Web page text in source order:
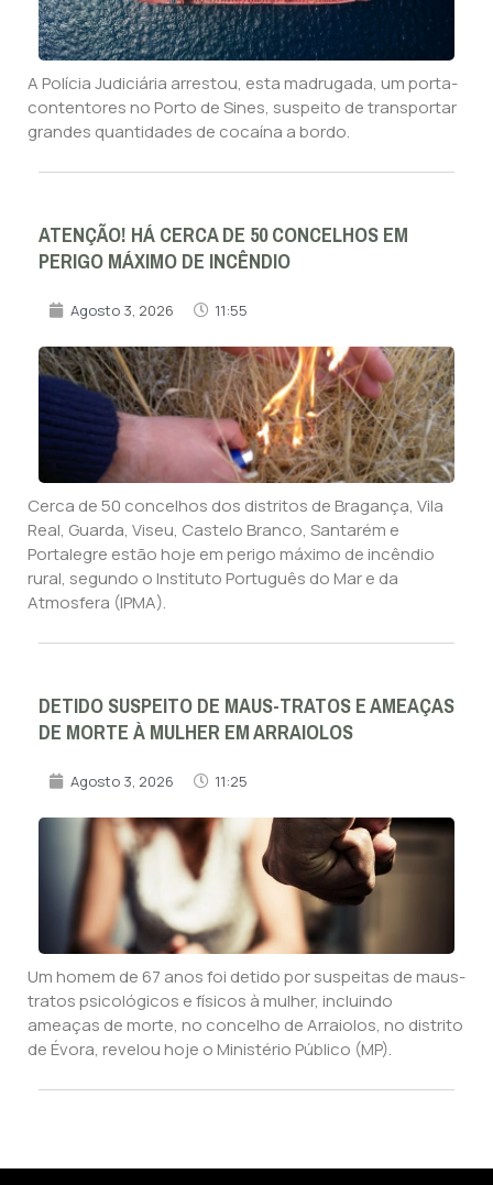
A Polícia Judiciária arrestou, esta madrugada, um porta-
contentores no Porto de Sines, suspeito de transportar
grandes quantidades de cocaína a bordo.
ATENÇÃO! HÁ CERCA DE 50 CONCELHOS EM
PERIGO MÁXIMO DE INCÊNDIO
Agosto 3, 2026 11:55
Cerca de 50 concelhos dos distritos de Bragança, Vila
Real, Guarda, Viseu, Castelo Branco, Santarém e
Portalegre estão hoje em perigo máximo de incêndio
rural, segundo o Instituto Português do Mar e da
Atmosfera (IPMA).
DETIDO SUSPEITO DE MAUS-TRATOS E AMEAÇAS
DE MORTE À MULHER EM ARRAIOLOS
Agosto 3, 2026 11:25
Um homem de 67 anos foi detido por suspeitas de maus-
tratos psicológicos e físicos à mulher, incluindo
ameaças de morte, no concelho de Arraiolos, no distrito
de Évora, revelou hoje o Ministério Público (MP).